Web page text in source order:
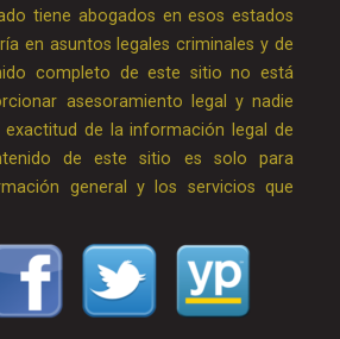
tiene abogados en esos estados
en asuntos legales criminales y de
completo de este sitio no está
asesoramiento legal y nadie
de la información legal de
de este sitio es solo para
general y los servicios que